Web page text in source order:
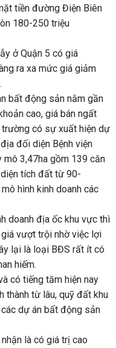
tiền đường Điện Biên
180-250 triệu
ở Quận 5 có giá
ra xa mức giá giảm
bất động sản nằm gần
cao, giá bán ngất
có sự xuất hiện dự
đối diện Bệnh viện
mô 3,47ha gồm 139 căn
tích đất từ 90-
hình kinh doanh các
doanh địa ốc khu vực thì
vượt trội nhờ việc lợi
lại là loại BĐS rất ít có
hiếm.
có tiếng tăm hiện nay
thành từ lâu, quỹ đất khu
dự án bất động sản
là có giá trị cao